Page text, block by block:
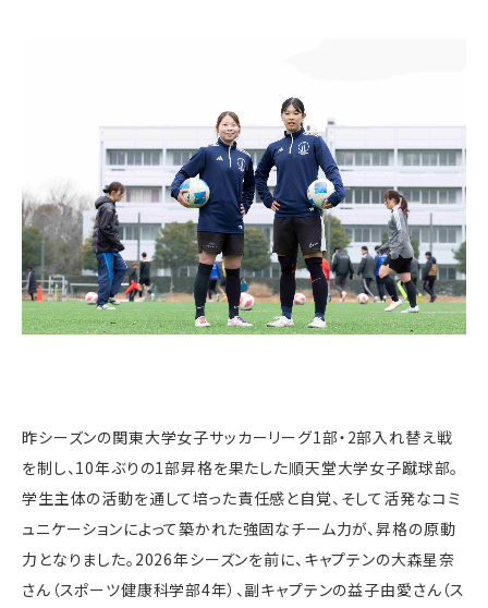
昨シーズンの関東大学女子サッカーリーグ1部・ 2部入れ替え戦
を制し、10年ぶりの1部昇格を果たした順天堂大学女子蹴球部。
学生主体の活動を通して培った責任感と自覚、そして活発なコミ
ュニケーションによって築かれた強固なチーム力が、昇格の原動
力となりました。 2026年シーズンを前に、キャプテンの大森星奈
さん（スポーツ健康科学部4年）、副キャプテンの益子由愛さん（ス